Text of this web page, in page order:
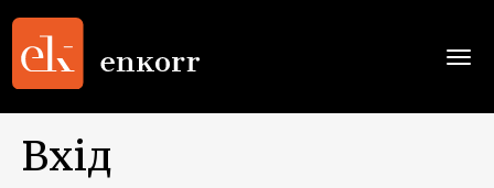
Вхід